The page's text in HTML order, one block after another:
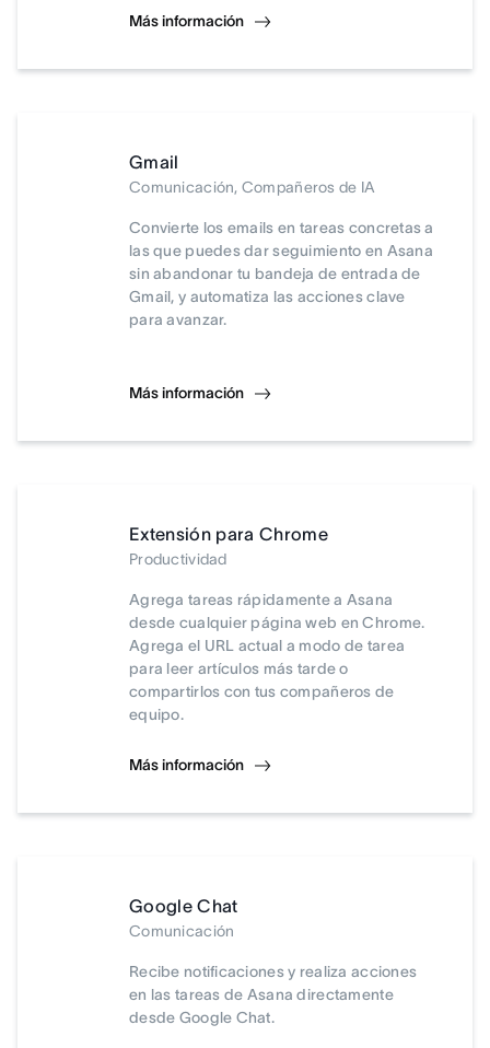
Más información
Gmail
Comunicación, Compañeros de IA
Convierte los emails en tareas concretas a
las que puedes dar seguimiento en Asana
sin abandonar tu bandeja de entrada de
Gmail, y automatiza las acciones clave
para avanzar.
Más información
Extensión para Chrome
Productividad
Agrega tareas rápidamente a Asana
desde cualquier página web en Chrome.
Agrega el URL actual a modo de tarea
para leer artículos más tarde o
compartirlos con tus compañeros de
equipo.
Más información
Google Chat
Comunicación
Recibe notificaciones y realiza acciones
en las tareas de Asana directamente
desde Google Chat.